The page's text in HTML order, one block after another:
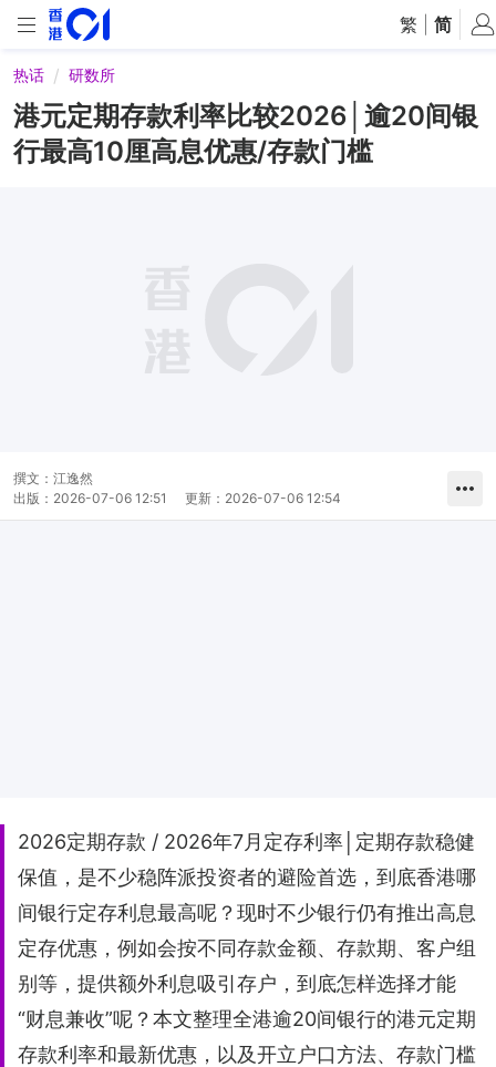
繁 简
热话 研数所
港元定期存款利率比较2026│逾20间银
行最高10厘高息优惠/存款门槛
撰文： 江逸然
出版： 2026-07-06 12:51 更新： 2026-07-06 12:54
2026定期存款 / 2026年7月定存利率│定期存款稳健
保值，是不少稳阵派投资者的避险首选，到底香港哪
间银行定存利息最高呢？现时不少银行仍有推出高息
定存优惠，例如会按不同存款金额、存款期、客户组
别等，提供额外利息吸引存户，到底怎样选择才能
“财息兼收”呢？本文整理全港逾20间银行的港元定期
存款利率和最新优惠，以及开立户口方法、存款门槛